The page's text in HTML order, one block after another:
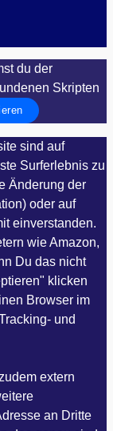
du der
Skripten
sind auf
Surferlebnis zu
Änderung der
oder auf
einverstanden.
wie Amazon,
Du das nicht
klicken
Browser im
und
extern
an Dritte